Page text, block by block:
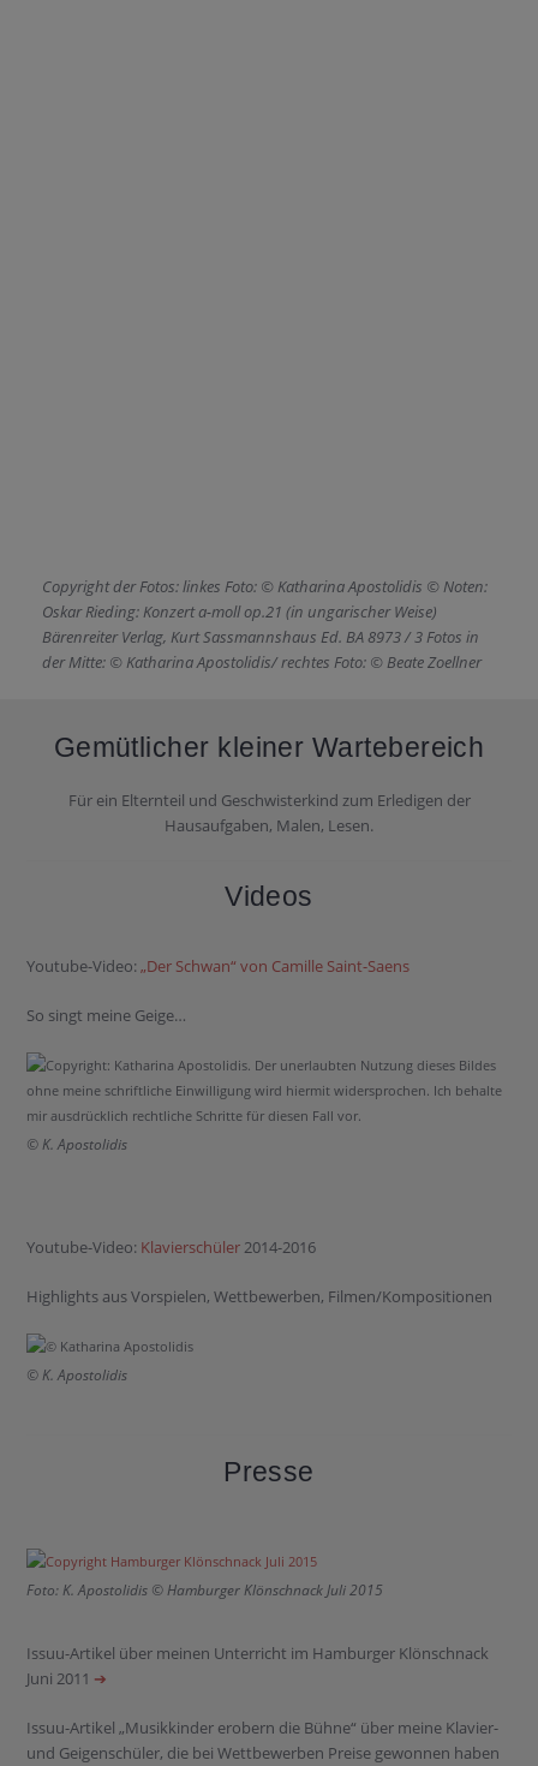
Copyright der Fotos: linkes Foto: © Katharina Apostolidis © Noten:
Oskar Rieding: Konzert a-moll op.21 (in ungarischer Weise)
Bärenreiter Verlag, Kurt Sassmannshaus Ed. BA 8973 / 3 Fotos in
der Mitte: © Katharina Apostolidis/ rechtes Foto: © Beate Zoellner
Gemütlicher kleiner Wartebereich
Für ein Elternteil und Geschwisterkind zum Erledigen der
Hausaufgaben, Malen, Lesen.
Videos
Youtube-Video: „Der Schwan“ von Camille Saint-Saens
So singt meine Geige…
© K. Apostolidis
Youtube-Video: Klavierschüler 2014-2016
Highlights aus Vorspielen, Wettbewerben, Filmen/Kompositionen
© K. Apostolidis
Presse
Foto: K. Apostolidis © Hamburger Klönschnack Juli 2015
Issuu-Artikel über meinen Unterricht im Hamburger Klönschnack
Juni 2011 ➔
Issuu-Artikel „Musikkinder erobern die Bühne“ über meine Klavier-
und Geigenschüler, die bei Wettbewerben Preise gewonnen haben